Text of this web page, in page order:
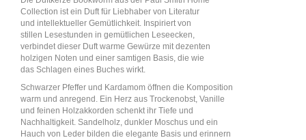
Collection ist ein Duft für Liebhaber von Literatur
und intellektueller Gemütlichkeit. Inspiriert von
stillen Lesestunden in gemütlichen Leseecken,
verbindet dieser Duft warme Gewürze mit dezenten
holzigen Noten und einer samtigen Basis, die wie
das Schlagen eines Buches wirkt.
Schwarzer Pfeffer und Kardamom öffnen die Komposition
warm und anregend. Ein Herz aus Trockenobst, Vanille
und feinen Holzakkorden schenkt ihr Tiefe und
Nachhaltigkeit. Sandelholz, dunkler Moschus und ein
Hauch von Leder bilden die elegante Basis und erinnern